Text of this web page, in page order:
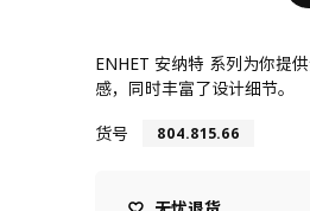
ENHET 安纳特 系列为你提
感，同时丰富了设计细节。
货号
804.815.66